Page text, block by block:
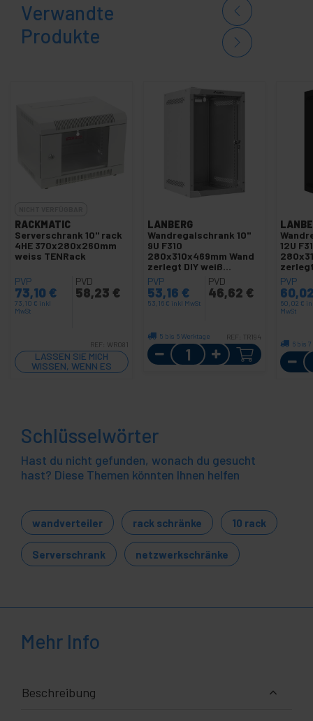
Verwandte
Produkte
RACKMATIC
Serverschrank 10" rack
4HE 370x280x260mm
weiss TENRack
PVP
73,10 €
73,10 € inkl
MwSt
PVD
58,23 €
REF: WR081
LASSEN SIE MICH
WISSEN, WENN ES
LAGER GIBT
LANBERG
Wandregalschrank 10"
9U F310
280x310x469mm Wand
zerlegt DIY weiß
Lanberg
PVP
53,16 €
53,16 € inkl MwSt
PVD
46,62 €
5 bis 6 Werktage REF: TR194
Menge
12U
PVP
60,02 €
MwSt
6 bis
Schlüsselwörter
Hast du nicht gefunden, wonach du gesucht
hast? Diese Themen könnten Ihnen helfen
wandverteiler rack schränke 10 rack
Serverschrank netzwerkschränke
Mehr Info
Beschreibung